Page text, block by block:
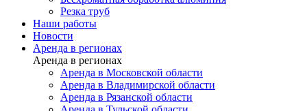
Резка труб
Наши работы
Новости
Аренда в регионах
Аренда в регионах
Аренда в Московской области
Аренда в Владимирской области
Аренда в Рязанской области